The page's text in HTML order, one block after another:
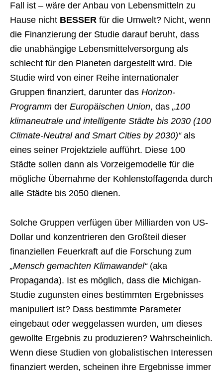
Fall ist – wäre der Anbau von Lebensmitteln zu
Hause nicht BESSER für die Umwelt? Nicht, wenn
die Finanzierung der Studie darauf beruht, dass
die unabhängige Lebensmittelversorgung als
schlecht für den Planeten dargestellt wird. Die
Studie wird von einer Reihe internationaler
Gruppen finanziert, darunter das Horizon-
Programm der Europäischen Union, das „100
klimaneutrale und intelligente Städte bis 2030 (100
Climate-Neutral and Smart Cities by 2030)“als
eines seiner Projektziele aufführt. Diese 100
Städte sollen dann als Vorzeigemodelle für die
mögliche Übernahme der Kohlenstoffagenda durch
alle Städte bis 2050 dienen.
Solche Gruppen verfügen über Milliarden von US-
Dollar und konzentrieren den Großteil dieser
finanziellen Feuerkraft auf die Forschung zum
„Mensch gemachten Klimawandel“(aka
Propaganda). Ist es möglich, dass die Michigan-
Studie zugunsten eines bestimmten Ergebnisses
manipuliert ist? Dass bestimmte Parameter
eingebaut oder weggelassen wurden, um dieses
gewollte Ergebnis zu produzieren? Wahrscheinlich.
Wenn diese Studien von globalistischen Interessen
finanziert werden, scheinen ihre Ergebnisse immer